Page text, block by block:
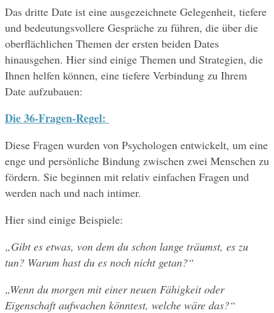
Das dritte Date ist eine ausgezeichnete Gelegenheit, tiefere
und bedeutungsvollere Gespräche zu führen, die über die
oberflächlichen Themen der ersten beiden Dates
hinausgehen. Hier sind einige Themen und Strategien, die
Ihnen helfen können, eine tiefere Verbindung zu Ihrem
Date aufzubauen:
Die 36-Fragen-Regel:
Diese Fragen wurden von Psychologen entwickelt, um eine
enge und persönliche Bindung zwischen zwei Menschen zu
fördern. Sie beginnen mit relativ einfachen Fragen und
werden nach und nach intimer.
Hier sind einige Beispiele:
„Gibt es etwas, von dem du schon lange träumst, es zu
tun? Warum hast du es noch nicht getan?“
„Wenn du morgen mit einer neuen Fähigkeit oder
Eigenschaft aufwachen könntest, welche wäre das?“